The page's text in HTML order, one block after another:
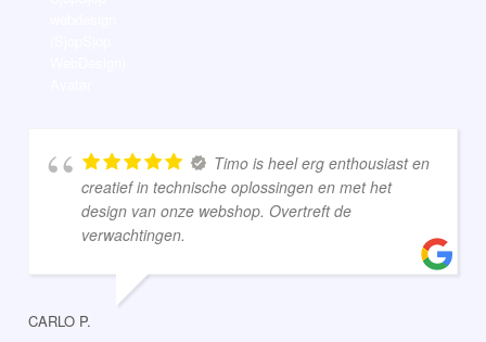
Timo is heel erg enthousiast en
creatief in technische oplossingen en met het
design van onze webshop. Overtreft de
verwachtingen.
CARLO P.